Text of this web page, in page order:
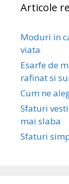
Articole
Moduri in
viata
Esarfe de
rafinat si
Cum ne
Sfaturi
mai slaba
Sfaturi